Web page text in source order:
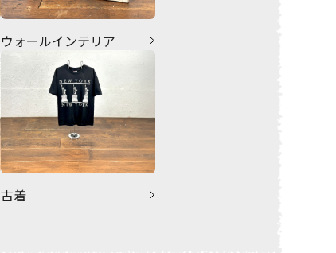
ウォールインテリア
古着